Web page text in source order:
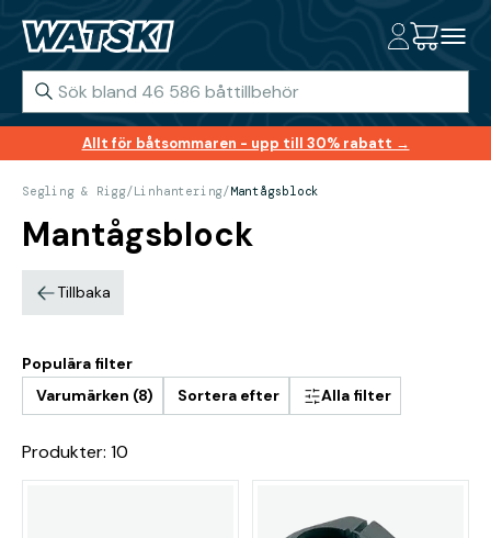
Allt för båtsommaren - upp till 30% rabatt →
Segling & Rigg/Linhantering/Mantågsblock
Mantågsblock
Tillbaka
Populära filter
Varumärken (8)
Sortera efter Alla filter
Produkter: 10